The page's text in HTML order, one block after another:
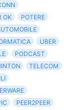
OK
POTERE
UBER
PODCAST
TELECOM
PEER2PEER